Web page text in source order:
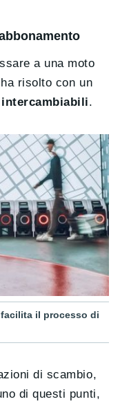
a una moto
risolto con un
.
il processo di
di scambio,
di questi punti,